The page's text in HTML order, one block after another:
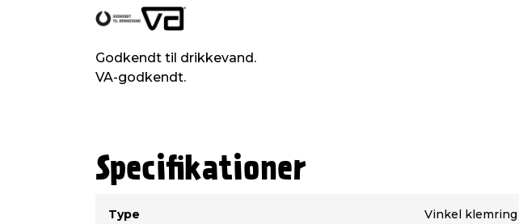
Tilslutning 1: 15 mm kompression
Tilslutning 2: 15 mm kompression
Bemærk: Støttebøsning anbefales til bløde kobberrør og PEX
Form: 90° kobling
Godkendt til drikkevand.
VA-godkendt.
Specifikationer
Type
Vinkel klemring